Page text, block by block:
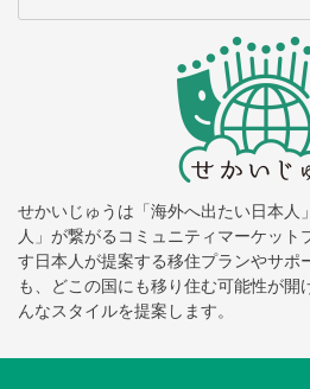
せかいじゅうは「海外へ出たい日本人
人」が繋がるコミュニティマーケット
す日本人が提案する移住プランやサポ
も、どこの国にも移り住む可能性が開
んなスタイルを提案します。